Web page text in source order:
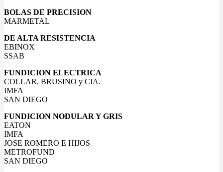
BOLAS DE PRECISION
MARMETAL
DE ALTA RESISTENCIA
EBINOX
SSAB
FUNDICION ELECTRICA
COLLAR, BRUSINO y CIA.
IMFA
SAN DIEGO
FUNDICION NODULAR Y GRIS
EATON
IMFA
JOSE ROMERO E HIJOS
METROFUND
SAN DIEGO